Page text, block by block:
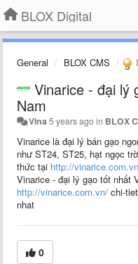
BLOX Digital
General BLOX CMS
Vinarice - đại lý
Nam
Vina 5 years agoin BLOX
Vinarice là đại lý bán gạo
như ST24, ST25, hạt ngọc
thức tại http://
Vinarice - đại lý gạo tốt nhất
http://vinarice.com.vn/ chi-
nhat
0